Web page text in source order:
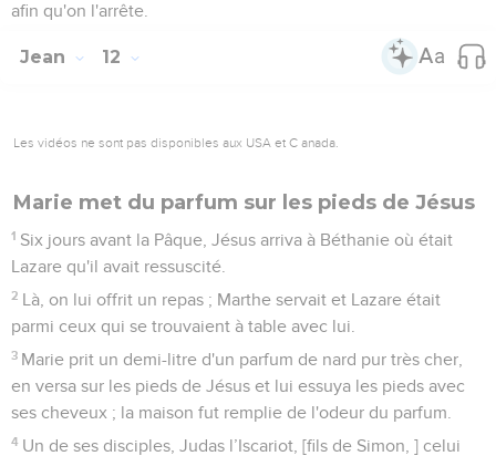
afin qu'on l'arrête.
Jean 12
Les vidéos ne sont pas disponibles aux USA et C anada.
Marie met du parfum sur les pieds de Jésus
1 Six jours avant la Pâque, Jésus arriva à Béthanie où était
Lazare qu'il avait ressuscité.
2 Là, on lui offrit un repas ; Marthe servait et Lazare était
parmi ceux qui se trouvaient à table avec lui.
3 Marie prit un demi-litre d'un parfum de nard pur très cher,
en versa sur les pieds de Jésus et lui essuya les pieds avec
ses cheveux ; la maison fut remplie de l'odeur du parfum.
4 Un de ses disciples, Judas l’Iscariot, [fils de Simon, ] celui